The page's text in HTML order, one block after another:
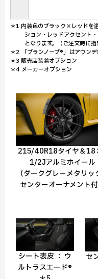
＊1 内装色のブラック×レッドを
ション・レッドアクセント
となります。（ご注文時に指
＊2 「ブランノーブ®」はアウンデ
＊3 販売店装着オプション
＊4 メーカーオプション
215/40R18タイヤ＆
1/2Jアルミホイール
（ダークグレーメタリッ
センターオーナメント付
シート表皮 ： ウ
ルトラスエード®
セ